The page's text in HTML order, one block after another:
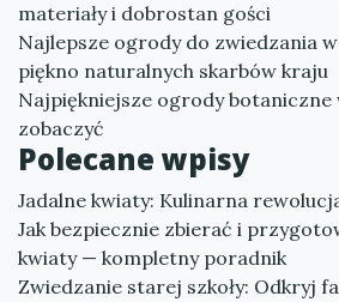
materiały i dobrostan gości
Najlepsze ogrody do zwiedzania
piękno naturalnych skarbów kraju
Najpiękniejsze ogrody botaniczne
zobaczyć
Polecane wpisy
Jadalne kwiaty: Kulinarna
Jak bezpiecznie zbierać i
kwiaty — kompletny poradnik
Zwiedzanie starej szkoły: Odkryj